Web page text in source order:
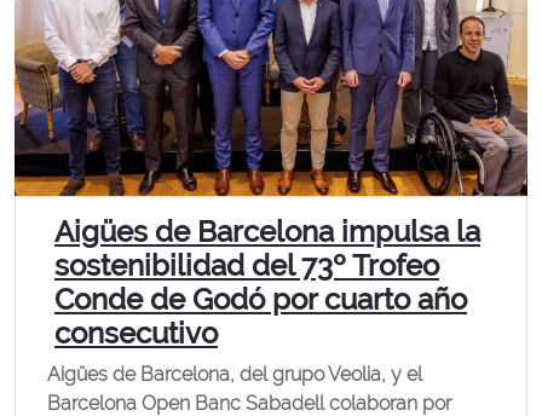
Aigües de Barcelona impulsa la
sostenibilidad del 73º Trofeo
Conde de Godó por cuarto año
consecutivo
Aigües de Barcelona, del grupo Veolia, y el
Barcelona Open Banc Sabadell colaboran por